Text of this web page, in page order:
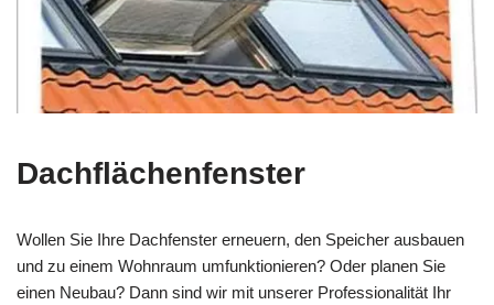
Dachflächenfenster
Wollen Sie Ihre Dachfenster erneuern, den Speicher ausbauen
und zu einem Wohnraum umfunktionieren? Oder planen Sie
einen Neubau? Dann sind wir mit unserer Professionalität Ihr